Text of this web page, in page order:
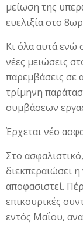
μείωση της
ευελιξία στο
Κι όλα αυτά ενώ
νέες μειώσεις
παρεμβάσεις σε
τρίμηνη
συμβάσεων
Έρχεται νέο
Στο
διεκπεραιώσει
αποφασιστεί.
επικουρικές
εντός Μαΐου,